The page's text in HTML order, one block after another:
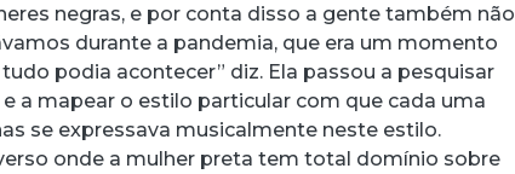
negras, e por conta disso a gente também não
durante a pandemia, que era um momento
podia acontecer” diz. Ela passou a pesquisar
a mapear o estilo particular com que cada uma
se expressava musicalmente neste estilo.
onde a mulher preta tem total domínio sobre